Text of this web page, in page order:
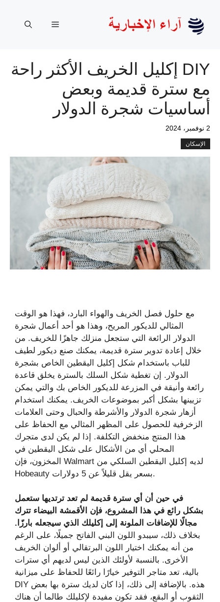
المحتوى
القائمة
DIY إكليل الخريف الأكثر راحة
مع سترة قديمة وبعض
أساسيات شجرة الدولار
2 نوفمبر، 2024
الإسكان
مع حلول فصل الخريف والهواء البارد، فهذا هو الوقت
المثالي للديكور المريح، وهذا هو أحد أعمال شجرة
الدولار الرائعة التي ستجعل منزلك جاهزًا للخريف. من
خلال إعادة تدوير سترة قديمة، يمكنك صنع ديكور لطيف
للباب باستخدام شكل إكليل اليقطين الخاص بشجرة
الدولار. إن تغطية شكل السلك بالسترة يخلق قاعدة
رائعة وأنيقة في المزرعة للديكور الخاص بك والتي يمكن
تزيينها بشكل أكبر بموضوعات الخريف. يمكنك استخدام
أزهار شجرة الدولار والأشرطة والحبال وحتى العلامات
الزخرفية للحصول على المظهر المثالي مع الحفاظ على
هذا المنتج منخفض التكلفة. إذا لم يكن لدى متجرك
المحلي أي من الأشكال على شكل اليقطين في
المخزون، فإن Walmart لديه إكليل اليقطين السلكي من
Hobeauty بسعر يقل قليلاً عن 5 دولارات.
في حين أن أي سترة قديمة لم تعد ترتديها ستعمل
بشكل رائع في هذا المشروع، فإن الأقمشة البيضاء تترك
مجالًا للإضافات الملونة إلى إكليلك الذي سيجعله بارزًا.
بخلاف ذلك، سيبدو اللون البني الفاتح جميلًا، على الرغم
من أنه يمكنك اختيار اللون البرتقالي أو ألوان الخريف
الأخرى. بالنسبة لأولئك الذين ليس لديهم أي سترات
بالية، تعد متاجر التوفير خيارًا رائعًا للحفاظ على ميزانية
DIY هذه. بالإضافة إلى ذلك، إذا كان لديك سترة بها بعض
الثقوب أو البقع، فقد تكون مفيدة لإكليلك طالما أن هناك